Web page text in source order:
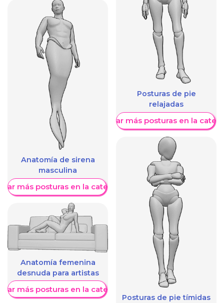
Anatomía de sirena
masculina
más posturas en la categoría
Anatomía femenina
desnuda para artistas
más posturas en la categoría
Posturas de pie
relajadas
Mostrar más posturas en la
Posturas de pie tímidas